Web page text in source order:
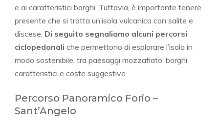
e ai caratteristici borghi. Tuttavia, è importante tenere
presente che si tratta un’isola vulcanica con salite e
discese. Di seguito segnaliamo alcuni percorsi
ciclopedonali che permettono di esplorare l’isola in
modo sostenibile, tra paesaggi mozzafiato, borghi
caratteristici e coste suggestive
Percorso Panoramico Forio –
Sant’Angelo